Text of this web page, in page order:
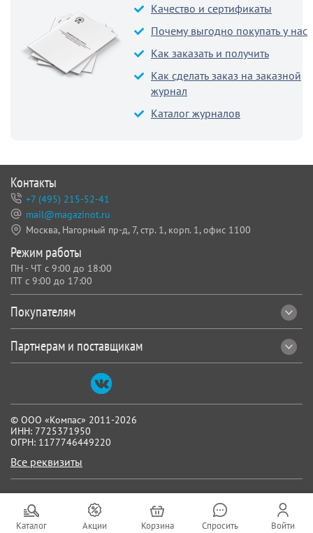
Каталог Акции Корзина Спросить Войти
Качество и сертификаты
Почему выгодно покупать у нас
Как заказать и получить
Как сделать заказ на заказной
журнал
Каталог журналов
© ООО «Компас» 2011-2026
ИНН: 7725371950
ОГРН: 1177746449220
Все реквизиты
Покупателям
Партнерам и поставщикам
Контакты
+7 (495) 215-52-41
mail@magazinot.ru
Москва, Нагорный пр-д, 7, стр. 1, корп. 1, офис 1100
Режим работы
ПН - ЧТ с 9:00 до 18:00
ПТ с 9:00 до 17:00